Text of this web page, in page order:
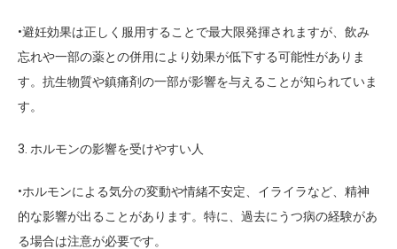
•避妊効果は正しく服用することで最大限発揮されますが、飲み
忘れや一部の薬との併用により効果が低下する可能性がありま
す。抗生物質や鎮痛剤の一部が影響を与えることが知られていま
す。
3. ホルモンの影響を受けやすい人
•ホルモンによる気分の変動や情緒不安定、イライラなど、精神
的な影響が出ることがあります。特に、過去にうつ病の経験があ
る場合は注意が必要です。